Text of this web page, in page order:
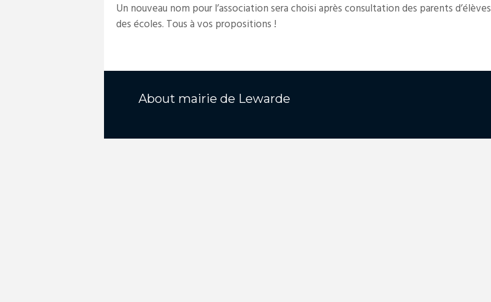
Un nouveau nom pour l’association sera choisi après consultation des parents d’élèves
des écoles. Tous à vos propositions !
About mairie de Lewarde